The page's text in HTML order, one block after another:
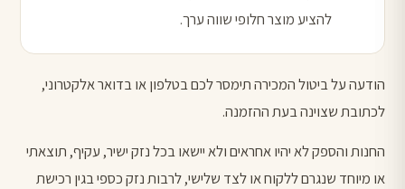
להציע מוצר חלופי שווה ערך.
הודעה על ביטול המכירה תימסר לכם בטלפון או בדואר אלקטרוני,
לכתובת שצוינה בעת ההזמנה.
החנות והספק לא יהיו אחראים ולא יישאו בכל נזק ישיר, עקיף, תוצאתי
או מיוחד שנגרם ללקוח או לצד שלישי, לרבות נזק כספי בגין רכישת